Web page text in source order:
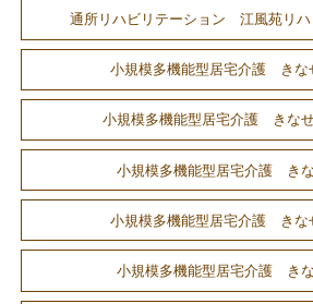
通所リハビリテーション 江風苑リハ
小規模多機能型居宅介護 きな
小規模多機能型居宅介護 きな
小規模多機能型居宅介護 き
小規模多機能型居宅介護 きな
小規模多機能型居宅介護 きな